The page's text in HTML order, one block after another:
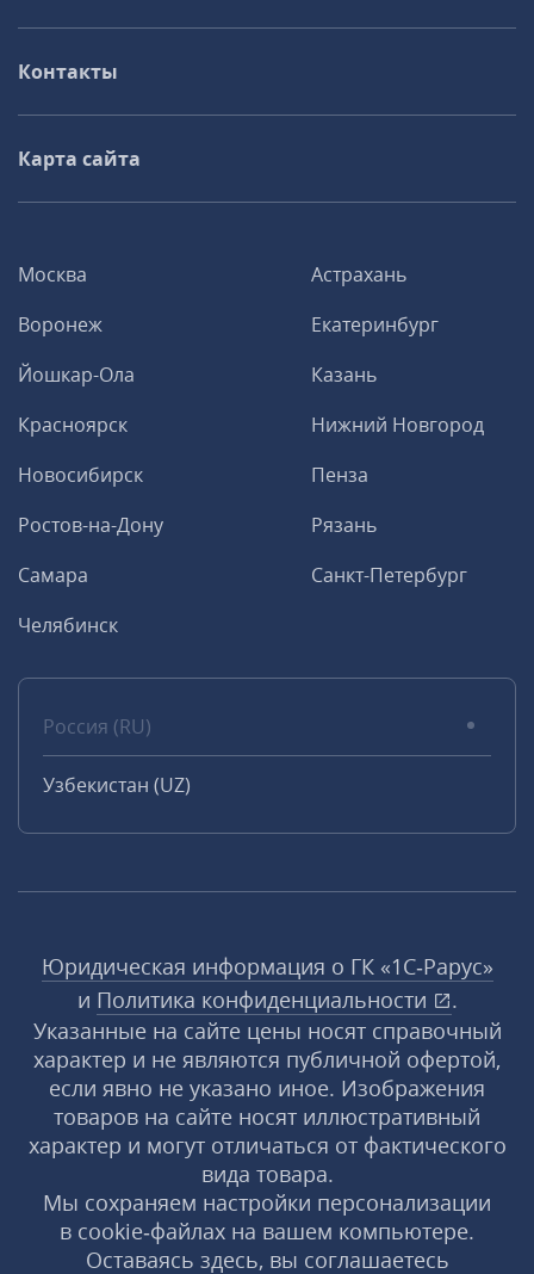
Москва
Астрахань
Воронеж
Екатеринбург
Йошкар-Ола
Казань
Красноярск
Нижний Новгород
Новосибирск
Пенза
Ростов-на-Дону
Рязань
Самара
Санкт-Петербург
Челябинск
Россия (RU)
Узбекистан (UZ)
Контакты
Карта сайта
Юридическая информация о ГК «1С‑Рарус»
и Политика конфиденциальности
.
Указанные на сайте цены носят справочный
характер и не являются публичной офертой,
если явно не указано иное. Изображения
товаров на сайте носят иллюстративный
характер и могут отличаться от фактического
вида товара.
Мы сохраняем настройки персонализации
в cookie‑файлах на вашем компьютере.
Оставаясь здесь, вы соглашаетесь